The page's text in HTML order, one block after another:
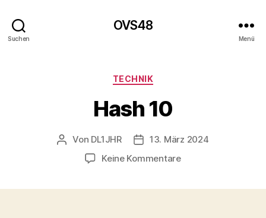
Suchen
OVS48
Menü
Kategorien
TECHNIK
Hash 10
Beitragsautor
Von DL1JHR Beitragsdatum
13. März 2024
Keine Kommentarezu